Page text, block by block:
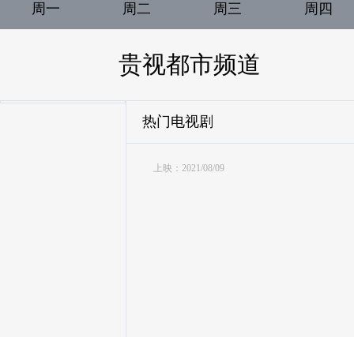
周一 周二 周三 周四
贵视都市频道
热门电视剧
上映：2021/08/09